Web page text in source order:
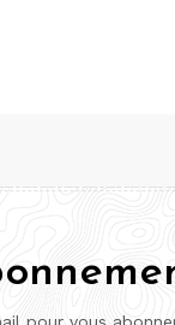
pour vous